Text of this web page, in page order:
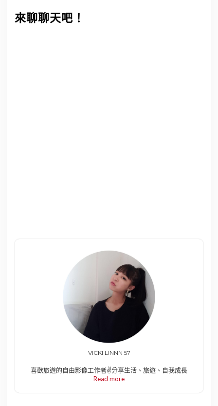
來聊聊天吧！
VICKI LINNN 57
喜歡旅遊的自由影像工作者✌️分享生活、旅遊、自我成長
Read more